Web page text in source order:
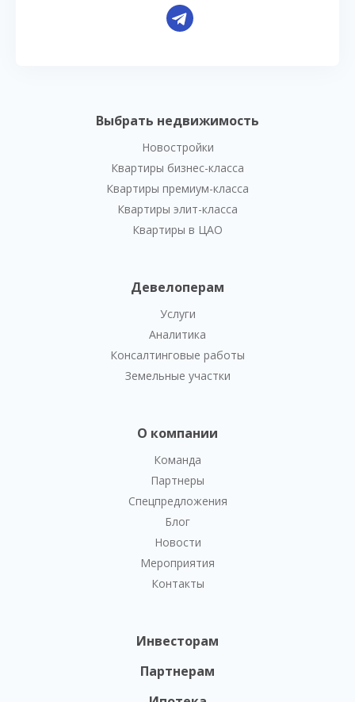
Выбрать недвижимость
Новостройки
Квартиры бизнес-класса
Квартиры премиум-класса
Квартиры элит-класса
Квартиры в ЦАО
Девелоперам
Услуги
Аналитика
Консалтинговые работы
Земельные участки
О компании
Команда
Партнеры
Спецпредложения
Блог
Новости
Мероприятия
Контакты
Инвесторам
Партнерам